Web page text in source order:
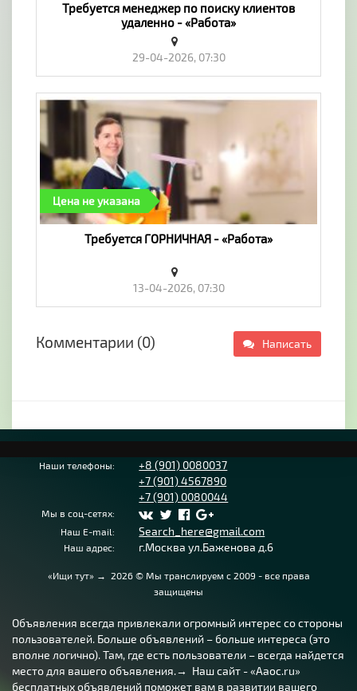
Требуется менеджер по поиску клиентов
удаленно - «Работа»
29-04-2026, 07:30
Цена не указана
Требуется ГОРНИЧНАЯ - «Работа»
13-04-2026, 07:30
Комментарии (0) Написать
Наши телефоны:
+8 (901) 0080037
+7 (901) 4567890
+7 (901) 0080044
Мы в соц-сетях:
Наш E-mail:
Search_here@gmail.com
Наш адрес: г.Москва ул.Баженова д.6
«Ищи тут» → 2026© Мы транслируем с 2009 - все права
защищены
Объявления всегда привлекали огромный интерес со стороны
пользователей. Больше объявлений – больше интереса (это
вполне логично). Там, где есть пользователи – всегда найдется
место для вашего объявления.→ Наш сайт - «Aaoc.ru»
бесплатных объявлений поможет вам в развитии вашего